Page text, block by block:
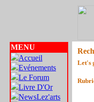
MENU
Accueil
Evénements
Le Forum
Livre D'Or
NewsLez'arts
Let's